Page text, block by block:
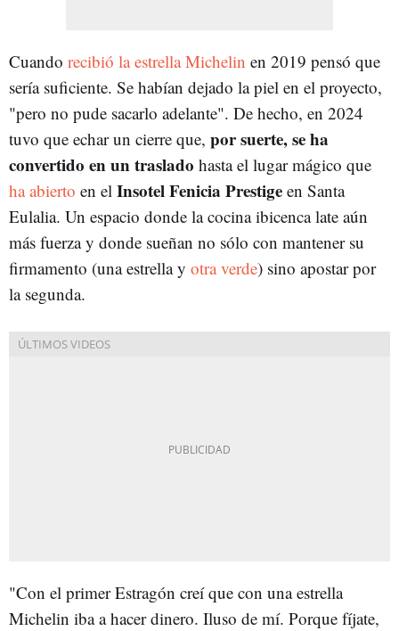
Cuando recibió la estrella Michelin en 2019 pensó que
sería suficiente. Se habían dejado la piel en el proyecto,
"pero no pude sacarlo adelante". De hecho, en 2024
tuvo que echar un cierre que, por suerte, se ha
convertido en un traslado hasta el lugar mágico que
ha abierto en el Insotel Fenicia Prestige en Santa
Eulalia. Un espacio donde la cocina ibicenca late aún
más fuerza y donde sueñan no sólo con mantener su
firmamento (una estrella y otra verde) sino apostar por
la segunda.
"Con el primer Estragón creí que con una estrella
Michelin iba a hacer dinero. Iluso de mí. Porque fíjate,